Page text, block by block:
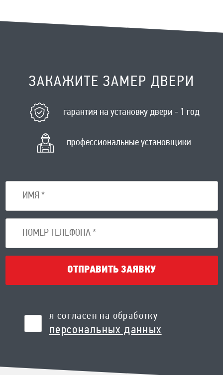
ЗАКАЖИТЕ ЗАМЕР ДВЕРИ
гарантия на установку двери - 1 год
профессиональные установщики
ОТПРАВИТЬ ЗАЯВКУ
я согласен на обработку
персональных данных